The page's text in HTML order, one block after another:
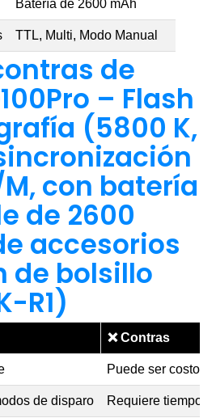
Batería de 2600 mAh
TTL, Multi, Modo Manual
de
– Flash
(5800 K,
con batería
de 2600
accesorios
de bolsillo
R1)
❌Contras
Puede ser
de disparo Requiere tiempo